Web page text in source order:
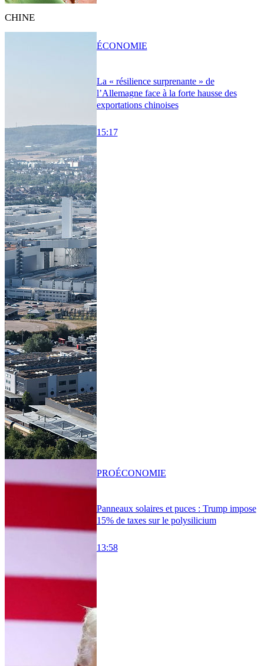
CHINE
La « résilience surprenante » de
l’Allemagne face à la forte hausse des
exportations chinoises
15:17
ÉCONOMIE
Panneaux solaires et puces : Trump impose
15% de taxes sur le polysilicium
13:58
PROÉCONOMIE